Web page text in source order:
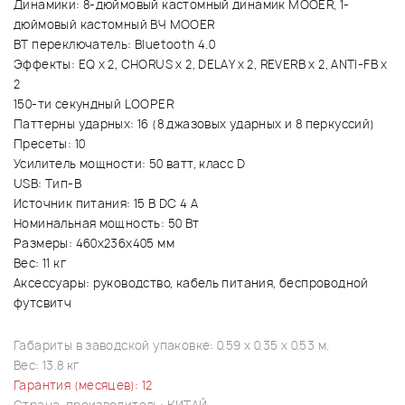
Динамики: 8-дюймовый кастомный динамик MOOER, 1-
дюймовый кастомный ВЧ MOOER
BT переключатель: Bluetooth 4.0
Эффекты: EQ х 2, CHORUS х 2, DELAY х 2, REVERB х 2, ANTI-FB х
2
150-ти секундный LOOPER
Паттерны ударных: 16 (8 джазовых ударных и 8 перкуссий)
Пресеты: 10
Усилитель мощности: 50 ватт, класс D
USB: Тип-В
Источник питания: 15 В DC 4 А
Номинальная мощность: 50 Вт
Размеры: 460x236x405 мм
Вес: 11 кг
Аксессуары: руководство, кабель питания, беспроводной
футсвитч
Габариты в заводской упаковке: 0.59 x 0.35 x 0.53 м.
Вес: 13.8 кг
Гарантия (месяцев): 12